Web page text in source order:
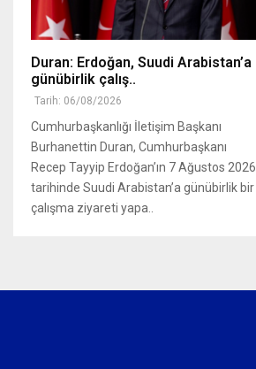
Duran: Erdoğan, Suudi Arabistan’a
günübirlik çalış..
Tarih: 06/08/2026
Cumhurbaşkanlığı İletişim Başkanı
Burhanettin Duran, Cumhurbaşkanı
Recep Tayyip Erdoğan’ın 7 Ağustos 2026
tarihinde Suudi Arabistan’a günübirlik bir
çalışma ziyareti yapa..